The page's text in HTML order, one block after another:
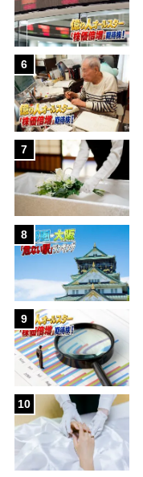
6
7
8
9
10